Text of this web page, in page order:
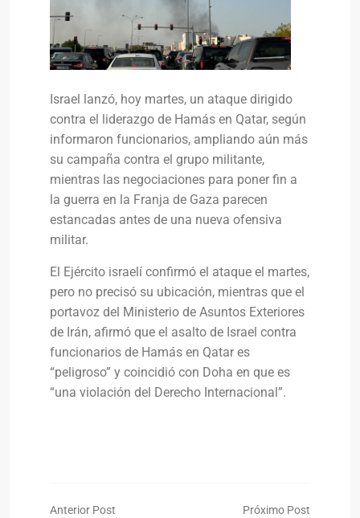
Israel lanzó, hoy martes, un ataque dirigido
contra el liderazgo de Hamás en Qatar, según
informaron funcionarios, ampliando aún más
su campaña contra el grupo militante,
mientras las negociaciones para poner fin a
la guerra en la Franja de Gaza parecen
estancadas antes de una nueva ofensiva
militar.
El Ejército israelí confirmó el ataque el martes,
pero no precisó su ubicación, mientras que el
portavoz del Ministerio de Asuntos Exteriores
de Irán, afirmó que el asalto de Israel contra
funcionarios de Hamás en Qatar es
“peligroso” y coincidió con Doha en que es
“una violación del Derecho Internacional”.
Anterior Post Próximo Post